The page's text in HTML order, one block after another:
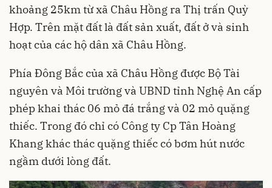
khoảng 25km từ xã Châu Hồng ra Thị trấn Quỳ
Hợp. Trên mặt đất là đất sản xuất, đất ở và sinh
hoạt của các hộ dân xã Châu Hồng.
Phía Đông Bắc của xã Châu Hồng được Bộ Tài
nguyên và Môi trường và UBND tỉnh Nghệ An cấp
phép khai thác 06 mỏ đá trắng và 02 mỏ quặng
thiếc. Trong đó chỉ có Công ty Cp Tân Hoàng
Khang khác thác quặng thiếc có bơm hút nước
ngầm dưới lòng đất.